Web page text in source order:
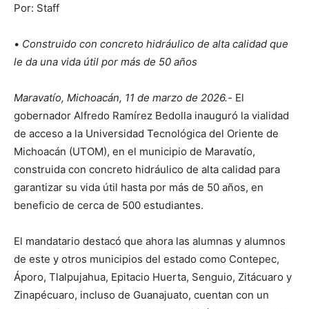
Por: Staff
• Construido con concreto hidráulico de alta calidad que
le da una vida útil por más de 50 años
Maravatío, Michoacán, 11 de marzo de 2026.- El
gobernador Alfredo Ramírez Bedolla inauguró la vialidad
de acceso a la Universidad Tecnológica del Oriente de
Michoacán (UTOM), en el municipio de Maravatío,
construida con concreto hidráulico de alta calidad para
garantizar su vida útil hasta por más de 50 años, en
beneficio de cerca de 500 estudiantes.
El mandatario destacó que ahora las alumnas y alumnos
de este y otros municipios del estado como Contepec,
Áporo, Tlalpujahua, Epitacio Huerta, Senguio, Zitácuaro y
Zinapécuaro, incluso de Guanajuato, cuentan con un